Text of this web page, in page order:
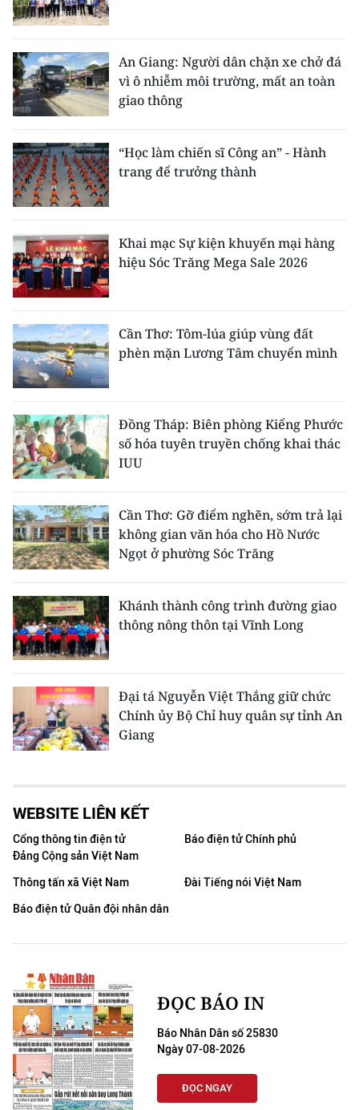
An Giang: Người dân chặn xe chở đá
vì ô nhiễm môi trường, mất an toàn
giao thông
“Học làm chiến sĩ Công an” - Hành
trang để trưởng thành
Khai mạc Sự kiện khuyến mại hàng
hiệu Sóc Trăng Mega Sale 2026
Cần Thơ: Tôm-lúa giúp vùng đất
phèn mặn Lương Tâm chuyển mình
Đồng Tháp: Biên phòng Kiểng Phước
số hóa tuyên truyền chống khai thác
IUU
Cần Thơ: Gỡ điểm nghẽn, sớm trả lại
không gian văn hóa cho Hồ Nước
Ngọt ở phường Sóc Trăng
Khánh thành công trình đường giao
thông nông thôn tại Vĩnh Long
Đại tá Nguyễn Việt Thắng giữ chức
Chính ủy Bộ Chỉ huy quân sự tỉnh An
Giang
WEBSITE LIÊN KẾT
Cổng thông tin điện tử
Đảng Cộng sản Việt Nam
Báo điện tử Chính phủ
Thông tấn xã Việt Nam
Đài Tiếng nói Việt Nam
Báo điện tử Quân đội nhân dân
ĐỌC BÁO IN
Báo Nhân Dân số 25830
Ngày 07-08-2026
ĐỌC NGAY